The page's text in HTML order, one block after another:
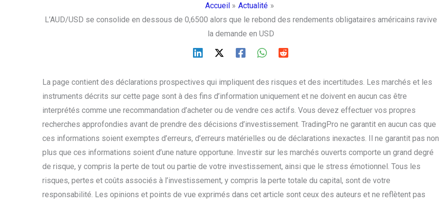
Accueil
Actualité
L’AUD/USD se consolide en dessous de 0,6500 alors que le rebond des rendements obligataires américains ravive
la demande en USD
La page contient des déclarations prospectives qui impliquent des risques et des incertitudes. Les marchés et les
instruments décrits sur cette page sont à des fins d’information uniquement et ne doivent en aucun cas être
interprétés comme une recommandation d’acheter ou de vendre ces actifs. Vous devez effectuer vos propres
recherches approfondies avant de prendre des décisions d’investissement. TradingPro ne garantit en aucun cas que
ces informations soient exemptes d’erreurs, d’erreurs matérielles ou de déclarations inexactes. Il ne garantit pas non
plus que ces informations soient d’une nature opportune. Investir sur les marchés ouverts comporte un grand degré
de risque, y compris la perte de tout ou partie de votre investissement, ainsi que le stress émotionnel. Tous les
risques, pertes et coûts associés à l’investissement, y compris la perte totale du capital, sont de votre
responsabilité. Les opinions et points de vue exprimés dans cet article sont ceux des auteurs et ne reflètent pas